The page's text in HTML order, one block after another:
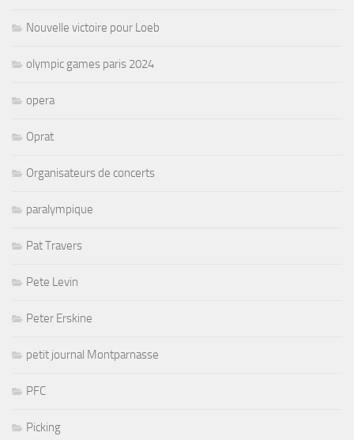
Nouvelle victoire pour Loeb
olympic games paris 2024
opera
Oprat
Organisateurs de concerts
paralympique
Pat Travers
Pete Levin
Peter Erskine
petit journal Montparnasse
PFC
Picking